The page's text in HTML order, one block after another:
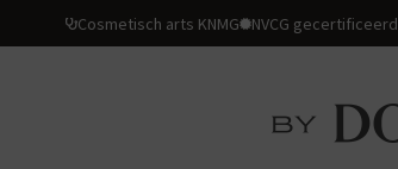
Cosmetisch arts KNMG NVCG gecertificeerd